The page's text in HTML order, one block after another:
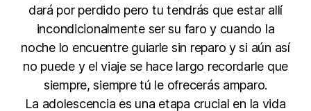
dará por perdido pero tu tendrás que estar allí
incondicionalmente ser su faro y cuando la
noche lo encuentre guiarle sin reparo y si aún así
no puede y el viaje se hace largo recordarle que
siempre, siempre tú le ofrecerás amparo.
La adolescencia es una etapa crucial en la vida